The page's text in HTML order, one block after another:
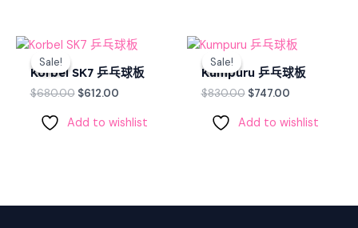
Sale!
Sale!
Korbel SK7 乒乓球板
$680.00
Original
was:
$680.00.
$612.00
Current
is:
$612.00.
Add to wishlist
Sale!
Sale!
Kumpuru 乒乓球板
$830.00
Original
was:
$830.00.
$747.00
Current
is:
$747.00.
Add to wishlist